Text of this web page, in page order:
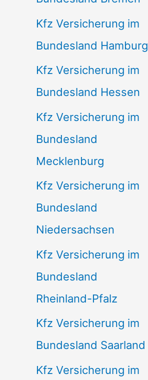
Kfz Versicherung im
Bundesland Hamburg
Kfz Versicherung im
Bundesland Hessen
Kfz Versicherung im
Bundesland
Mecklenburg
Kfz Versicherung im
Bundesland
Niedersachsen
Kfz Versicherung im
Bundesland
Rheinland-Pfalz
Kfz Versicherung im
Bundesland Saarland
Kfz Versicherung im